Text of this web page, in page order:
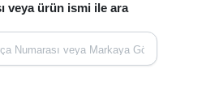
veya ürün ismi ile ara